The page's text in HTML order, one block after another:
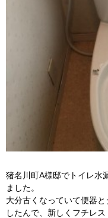
猪名川町A様邸でトイレ水
ました。
大分古くなっていて便器
したんで、新しくフチレ